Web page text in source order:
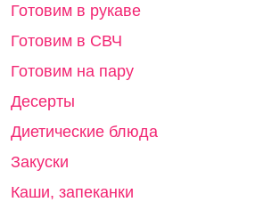
Готовим в рукаве
Готовим в СВЧ
Готовим на пару
Десерты
Диетические блюда
Закуски
Каши, запеканки